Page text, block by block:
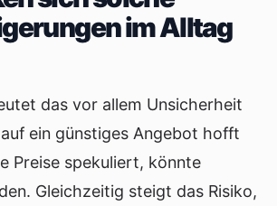
im Alltag
das vor allem Unsicherheit
ein günstiges Angebot hofft
Preise spekuliert, könnte
Gleichzeitig steigt das Risiko,